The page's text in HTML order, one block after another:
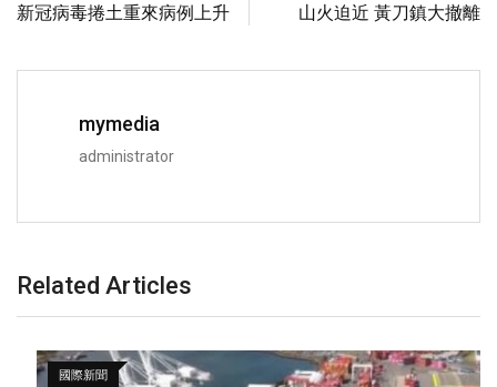
新冠病毒捲土重來病例上升 山火迫近 黃刀鎮大撤離
mymedia
administrator
Related Articles
國際新聞